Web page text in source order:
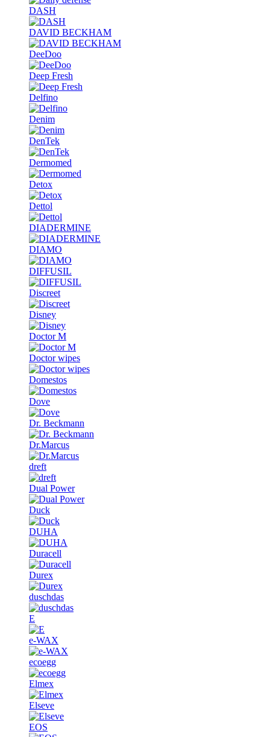
DASH
DAVID BECKHAM
DeeDoo
Deep Fresh
Delfino
Denim
DenTek
Dermomed
Detox
Dettol
DIADERMINE
DIAMO
DIFFUSIL
Discreet
Disney
Doctor M
Doctor wipes
Domestos
Dove
Dr. Beckmann
Dr.Marcus
dreft
Dual Power
Duck
DUHA
Duracell
Durex
duschdas
E
e-WAX
ecoegg
Elmex
Elseve
EOS